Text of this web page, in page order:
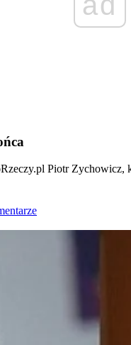
Piotr